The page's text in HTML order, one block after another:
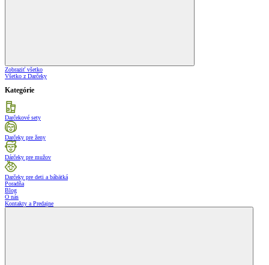
Zobraziť všetko
Všetko z Darčeky
Kategórie
Darčekové sety
Darčeky pre ženy
Dárčeky pre mužov
Darčeky pre deti a bábätká
Poradňa
Blog
O nás
Kontakty a Predajne